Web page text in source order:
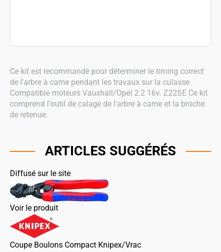
Ce kit est recommandé pour déterminer le timing correct
de l'arbre à came pendant les travaux sur la culasse.
Compatible moteurs Vauxhall/Opel 2.2 16v. Z22SE Ce kit
comprend l'outil de calage de l'arbre à came et la broche
de retenue.
ARTICLES SUGGÉRÉS
Diffusé sur le site
Voir le produit
Coupe Boulons Compact Knipex/Vrac